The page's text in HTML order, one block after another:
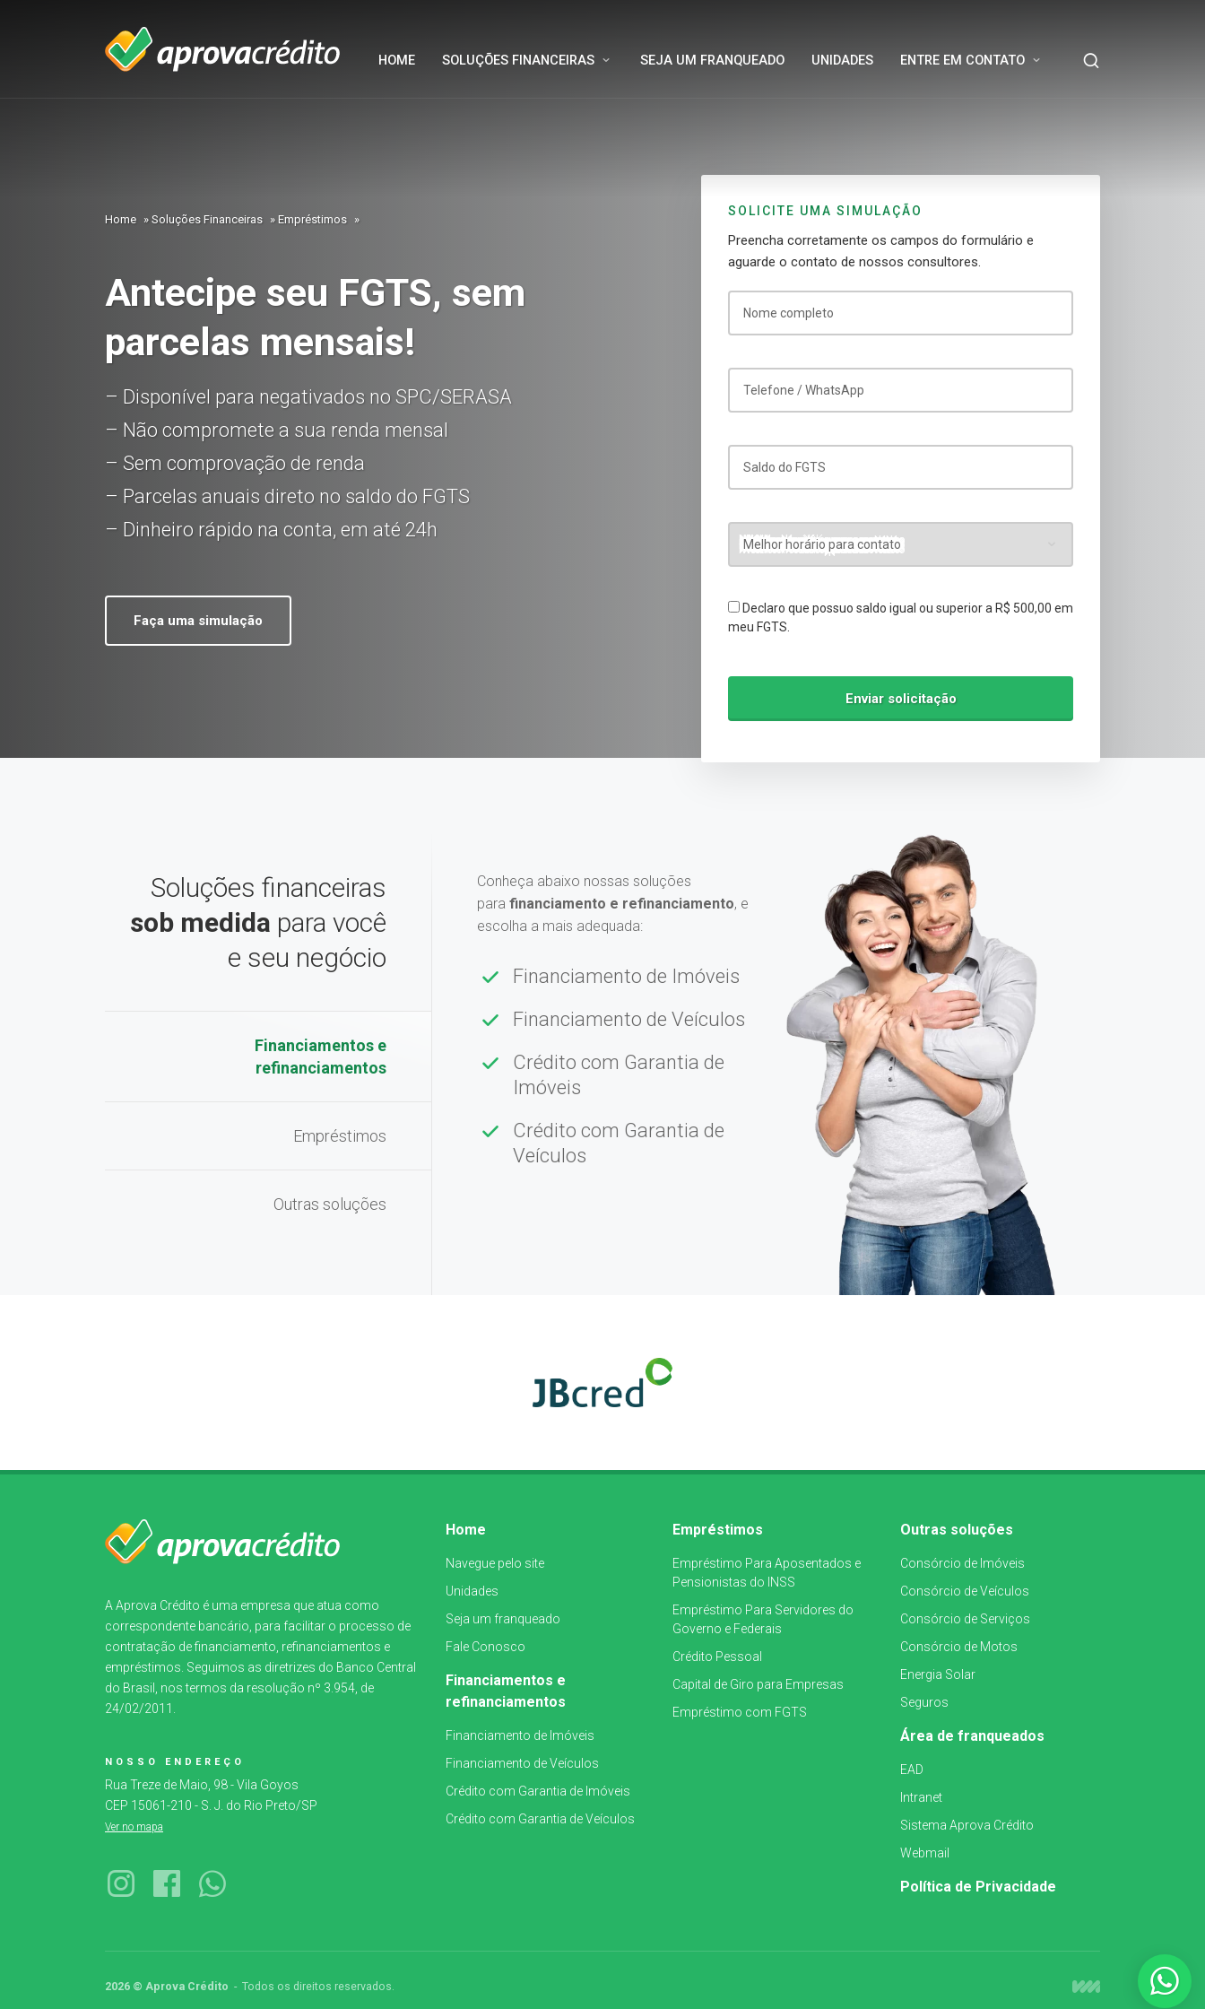
HOME SOLUÇÕES FINANCEIRAS SEJA UM FRANQUEADO UNIDADES ENTRE EM CONTATO
Home » Soluções Financeiras » Empréstimos »
Antecipe seu FGTS, sem
parcelas mensais!
– Disponível para negativados no SPC/SERASA
– Não compromete a sua renda mensal
– Sem comprovação de renda
– Parcelas anuais direto no saldo do FGTS
– Dinheiro rápido na conta, em até 24h
Faça uma simulação
SOLICITE UMA SIMULAÇÃO
Preencha corretamente os campos do formulário e
aguarde o contato de nossos consultores.
Nome completo
Telefone / WhatsApp
Saldo do FGTS
Melhor horário para contato
Declaro que possuo saldo igual ou superior a R$ 500,00 em
meu FGTS.
Soluções financeiras
sob medida para você
e seu negócio
Financiamentos e
refinanciamentos
Empréstimos
Outras soluções
Conheça abaixo nossas soluções
para financiamento e refinanciamento, e
escolha a mais adequada:
Financiamento de Imóveis
Financiamento de Veículos
Crédito com Garantia de
Imóveis
Crédito com Garantia de
Veículos
A Aprova Crédito é uma empresa que atua como
correspondente bancário, para facilitar o processo de
contratação de financiamento, refinanciamentos e
empréstimos. Seguimos as diretrizes do Banco Central
do Brasil, nos termos da resolução nº 3.954, de
24/02/2011.
NOSSO ENDEREÇO
Rua Treze de Maio, 98 - Vila Goyos
CEP 15061-210 - S. J. do Rio Preto/SP
Ver no mapa
Home
Navegue pelo site
Unidades
Seja um franqueado
Fale Conosco
Financiamentos e
refinanciamentos
Financiamento de Imóveis
Financiamento de Veículos
Crédito com Garantia de Imóveis
Crédito com Garantia de Veículos
Empréstimos
Empréstimo Para Aposentados e
Pensionistas do INSS
Empréstimo Para Servidores do
Governo e Federais
Crédito Pessoal
Capital de Giro para Empresas
Empréstimo com FGTS
Outras soluções
Consórcio de Imóveis
Consórcio de Veículos
Consórcio de Serviços
Consórcio de Motos
Energia Solar
Seguros
Área de franqueados
EAD
Intranet
Sistema Aprova Crédito
Webmail
Política de Privacidade
2026 © Aprova Crédito - Todos os direitos reservados.